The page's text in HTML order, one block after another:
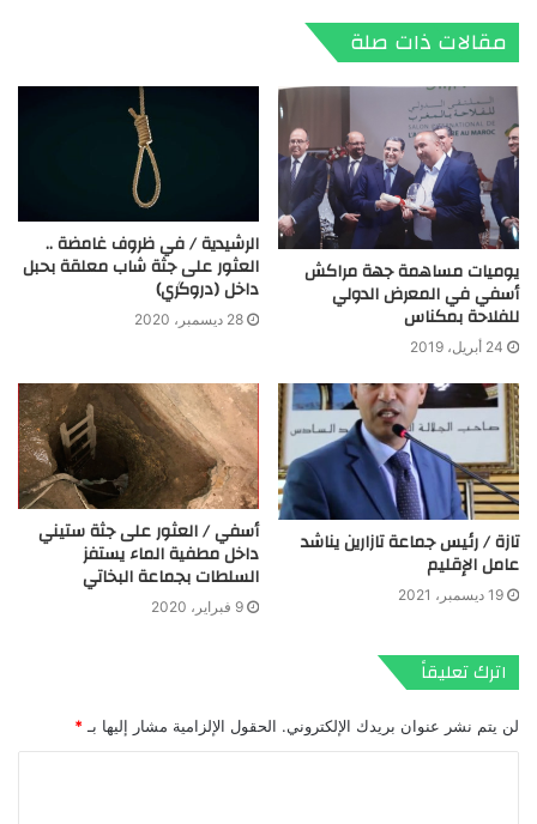
مقالات ذات صلة
يوميات مساهمة جهة مراكش
أسفي في المعرض الدولي
للفلاحة بمكناس
24 أبريل، 2019
الرشيدية / في ظروف غامضة ..
العثور على جثة شاب معلقة بحبل
داخل (دروگري)
28 ديسمبر، 2020
تازة / رئيس جماعة تازارين يناشد
عامل الإقليم
19 ديسمبر، 2021
أسفي / العثور على جثة ستيني
داخل مطفية الماء يستفز
السلطات بجماعة البخاتي
9 فبراير، 2020
اترك تعليقاً
لن يتم نشر عنوان بريدك الإلكتروني. الحقول الإلزامية مشار إليها بـ *